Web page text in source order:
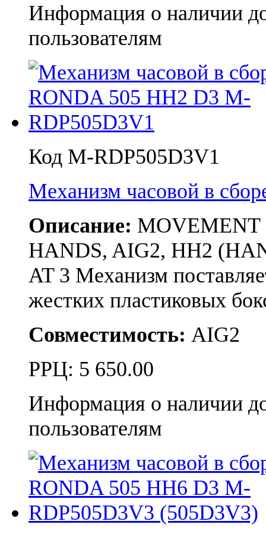
Информация о наличии
пользователям
Код M-RDP505D3V1
Механизм часовой в
Описание: MOVEMENT
HANDS, AIG2, HH2
AT 3 Механизм
жестких пластиковых
Совместимость: AIG2
РРЦ: 5 650.00
Информация о наличии
пользователям